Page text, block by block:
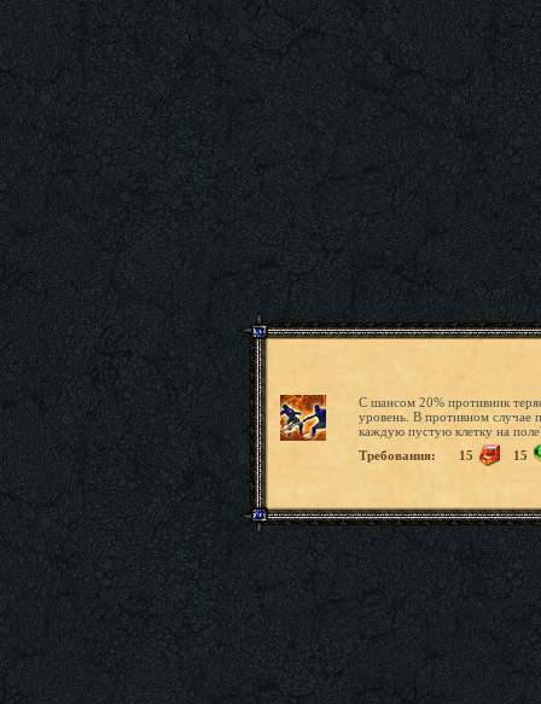
С шансом 20% противник
уровень. В противном случае
каждую пустую клетку на
Требования:
15 15